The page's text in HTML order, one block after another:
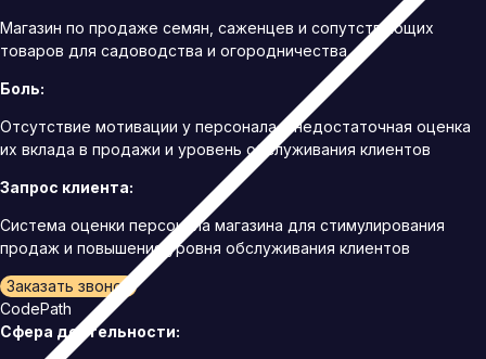
Магазин по продаже семян, саженцев и сопутствующих
товаров для садоводства и огородничества
Боль:
Отсутствие мотивации у персонала и недостаточная оценка
их вклада в продажи и уровень обслуживания клиентов
Запрос клиента:
Система оценки персонала магазина для стимулирования
продаж и повышения уровня обслуживания клиентов
Заказать звонок
CodePath
Сфера деятельности: